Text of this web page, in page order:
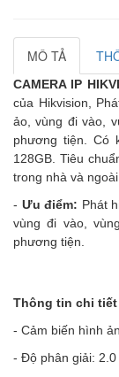
MÔ TẢ
CAMERA IP
của Hikvision,
ảo, vùng đi vào,
phương tiện.Có
128GB.Tiêu
trong nhà và ngoài
- Ưu điểm: Phát
vùng đi vào,
phương tiện.
Thông tin chi tiết
- Cảm biến hình
- Độ phân giải: 2.0